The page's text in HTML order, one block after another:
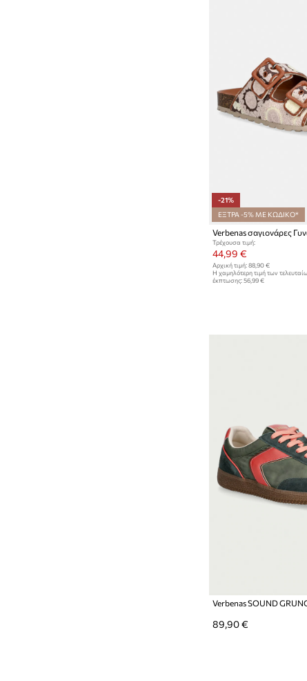
-21%
ΕΞΤΡΑ -5% ΜΕ ΚΩΔΙΚΟ*
Τρέχουσα τιμή:
44,99 €
Αρχική τιμή: 88,90 €
Η χαμηλότερη τιμή των
έκπτωσης: 56,99 €
89,90 €